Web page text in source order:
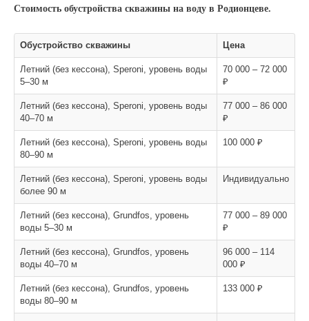
Стоимость обустройства скважины на воду в Родионцеве.
Обустройство скважины Цена
Летний (без кессона), Speroni, уровень воды
5–30 м
70 000 – 72 000
₽
Летний (без кессона), Speroni, уровень воды
40–70 м
77 000 – 86 000
₽
Летний (без кессона), Speroni, уровень воды
80–90 м
100 000 ₽
Летний (без кессона), Speroni, уровень воды
более 90 м
Индивидуально
Летний (без кессона), Grundfos, уровень
воды 5–30 м
77 000 – 89 000
₽
Летний (без кессона), Grundfos, уровень
воды 40–70 м
96 000 – 114
000 ₽
Летний (без кессона), Grundfos, уровень
воды 80–90 м
133 000 ₽